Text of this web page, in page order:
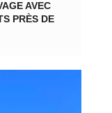
AVEC
PRÈS DE